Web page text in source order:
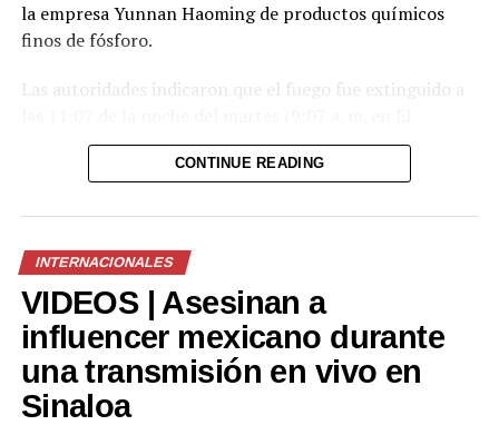
la empresa Yunnan Haoming de productos químicos
finos de fósforo.
Las autoridades indicaron que el fuego fue extinguido a
Salvador) y que el incidente no dejó víctimas.
humo que degradó temporalmente la calidad del aire en
la zona. Según las autoridades, la exposición a este tipo
de humo puede provocar irritación en los ojos, la nariz y
las vías respiratorias.
Tras el incendio, la empresa suspendió sus operaciones
y su producción. Asimismo, las autoridades informaron
que continuarán con las labores de supervisión y
CONTINUE READING
INTERNACIONALES
VIDEOS | Asesinan a
influencer mexicano durante
una transmisión en vivo en
Sinaloa